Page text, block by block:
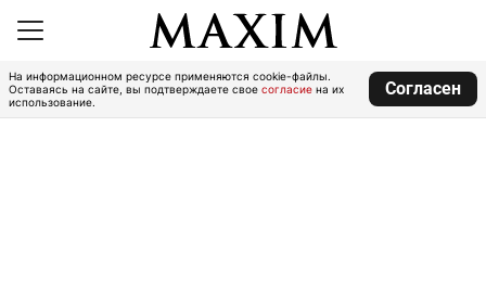
На информационном ресурсе применяются cookie-файлы.
Оставаясь на сайте, вы подтверждаете свое согласие на их
использование.
Согласен